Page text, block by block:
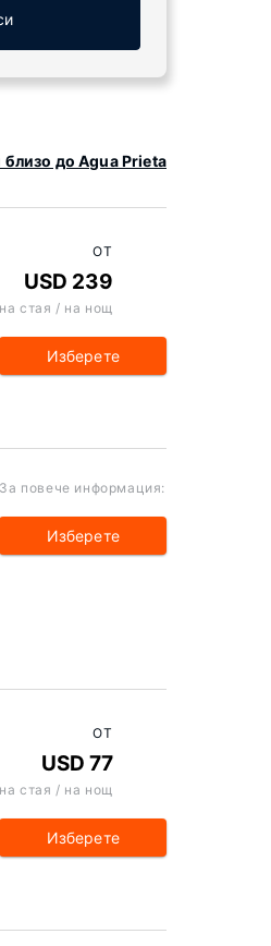
близо до Agua Prieta
ОТ
USD 239
на стая / на нощ
Изберете
За повече информация:
Изберете
ОТ
USD 77
на стая / на нощ
Изберете